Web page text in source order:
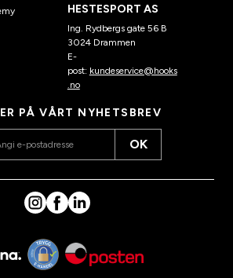
HESTESPORT AS
Ing. Rydbergs gate 56 B
3024 Drammen
E-
post: kundeservice@hooks
.no
PÅ VÅRT NYHETSBREV
OK